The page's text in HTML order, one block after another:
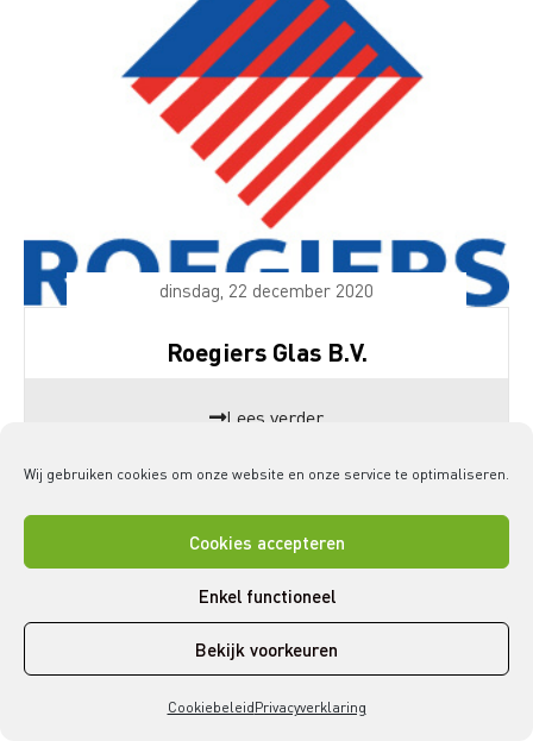
Wij gebruiken cookies om onze website en onze service te optimaliseren.
Cookies accepteren
Enkel functioneel
Bekijk voorkeuren
CookiebeleidPrivacyverklaring
dinsdag, 22 december 2020
Roegiers Glas B.V.
Lees verder